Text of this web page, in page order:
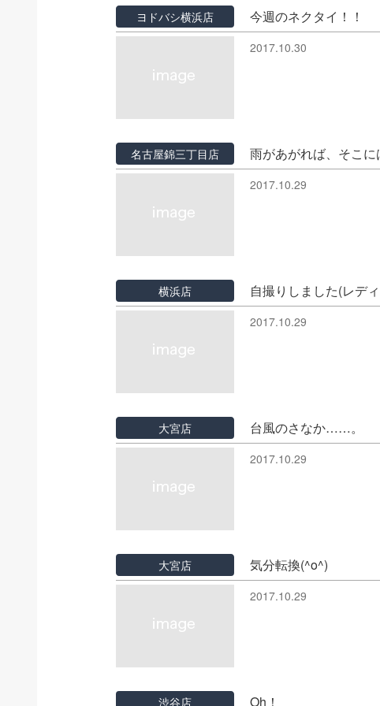
ヨドバシ横浜店 今週のネクタイ！！
2017.10.30
名古屋錦三丁目店 雨があがれば、そこに
2017.10.29
横浜店 自撮りしました(レデ
2017.10.29
大宮店 台風のさなか……。
2017.10.29
大宮店 気分転換(^o^)
2017.10.29
渋谷店 Oh！